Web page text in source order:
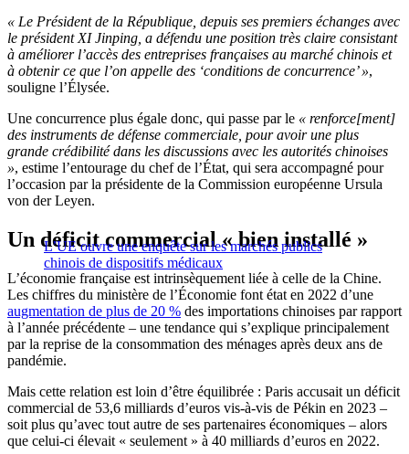
« Le Président de la République, depuis ses premiers échanges avec
le président XI Jinping, a défendu une position très claire consistant
à améliorer l’accès des entreprises françaises au marché chinois et
à obtenir ce que l’on appelle des ‘conditions de concurrence’ »,
souligne l’Élysée.
Une concurrence plus égale donc, qui passe par le « renforce[ment]
des instruments de défense commerciale, pour avoir une plus
grande crédibilité dans les discussions avec les autorités chinoises
», estime l’entourage du chef de l’État, qui sera accompagné pour
l’occasion par la présidente de la Commission européenne Ursula
von der Leyen.
L’UE ouvre une enquête sur les marchés publics
chinois de dispositifs médicaux
Un déficit commercial « bien installé »
L’économie française est intrinsèquement liée à celle de la Chine.
Les chiffres du ministère de l’Économie font état en 2022 d’une
augmentation de plus de 20 % des importations chinoises par rapport
à l’année précédente – une tendance qui s’explique principalement
par la reprise de la consommation des ménages après deux ans de
pandémie.
Mais cette relation est loin d’être équilibrée : Paris accusait un déficit
commercial de 53,6 milliards d’euros vis-à-vis de Pékin en 2023 –
soit plus qu’avec tout autre de ses partenaires économiques – alors
que celui-ci élevait « seulement » à 40 milliards d’euros en 2022.